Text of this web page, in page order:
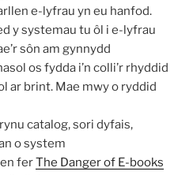
e-lyfrau yn eu hanfod.
y systemau tu ôl i e-lyfrau
sôn am gynnydd
os fydda i’n colli’r rhyddid
ar brint. Mae mwy o ryddid
catalog, sori dyfais,
o system
ferThe Danger of E-books